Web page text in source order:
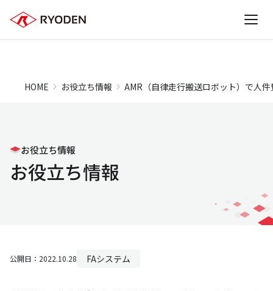
HOME お役立ち情報 AMR（自律走行搬送ロボット）で人
お役立ち情報
お役立ち情報
公開日：2022.10.28 FAシステム